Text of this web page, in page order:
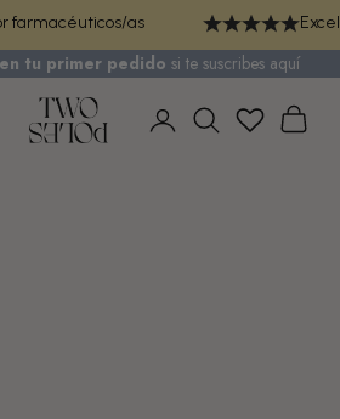
farmacéuticos/as
tu primer pedido si te suscribes aquí
TWO POLES COSMETICS
Iniciar sesión
Buscar